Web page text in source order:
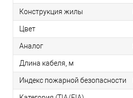
Конструкция жилы
Цвет
Аналог
Длина кабеля, м
Индекс пожарной безопасности